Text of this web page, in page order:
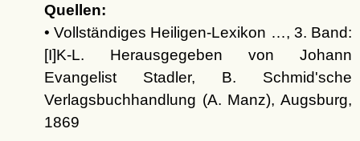
Quellen:
• Vollständiges Heiligen-Lexikon …, 3. Band:
[I]K-L. Herausgegeben von Johann
Evangelist Stadler, B. Schmid'sche
Verlagsbuchhandlung (A. Manz), Augsburg,
1869